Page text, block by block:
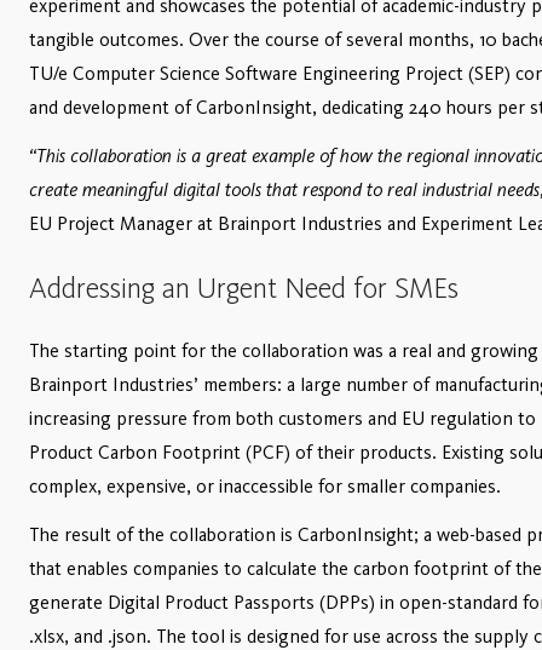
experiment and showcases the potential of academic-industry
tangible outcomes. Over the course of several months, 10
TU/e Computer Science Software Engineering Project (SEP)
and development of CarbonInsight, dedicating 240 hours per
“This collaboration is a great example of how the regional
create meaningful digital tools that respond to real industrial
EU Project Manager at Brainport Industries and Experiment
Addressing an Urgent Need for SMEs
The starting point for the collaboration was a real and growing
Brainport Industries’ members: a large number of
increasing pressure from both customers and EU regulation
Product Carbon Footprint (PCF) of their products. Existing
complex, expensive, or inaccessible for smaller companies.
The result of the collaboration is CarbonInsight; a web-based
that enables companies to calculate the carbon footprint of
generate Digital Product Passports (DPPs) in open-standard
.xlsx, and .json. The tool is designed for use across the supply